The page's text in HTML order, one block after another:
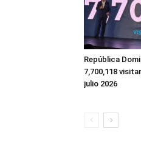
República
7,700,118
julio 2026